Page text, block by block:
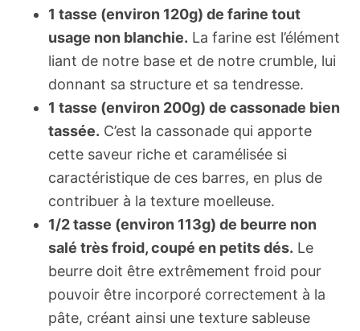
1 tasse (environ 120g) de farine tout
usage non blanchie. La farine est l’élément
liant de notre base et de notre crumble, lui
donnant sa structure et sa tendresse.
1 tasse (environ 200g) de cassonade bien
tassée. C’est la cassonade qui apporte
cette saveur riche et caramélisée si
caractéristique de ces barres, en plus de
contribuer à la texture moelleuse.
1/2 tasse (environ 113g) de beurre non
salé très froid, coupé en petits dés. Le
beurre doit être extrêmement froid pour
pouvoir être incorporé correctement à la
pâte, créant ainsi une texture sableuse